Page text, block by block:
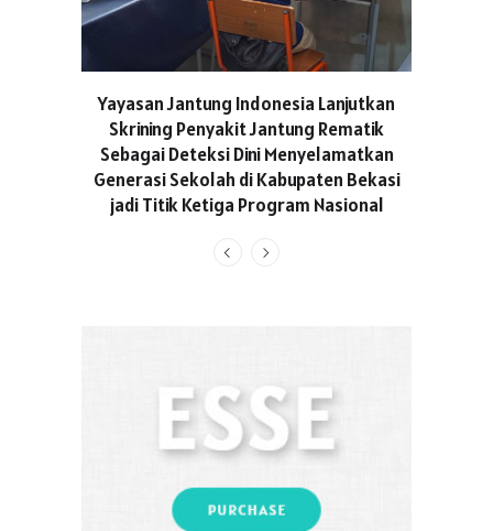
Yayasan Jantung Indonesia Lanjutkan
Skrining Penyakit Jantung Rematik
Sebagai Deteksi Dini Menyelamatkan
Generasi Sekolah di Kabupaten Bekasi
jadi Titik Ketiga Program Nasional